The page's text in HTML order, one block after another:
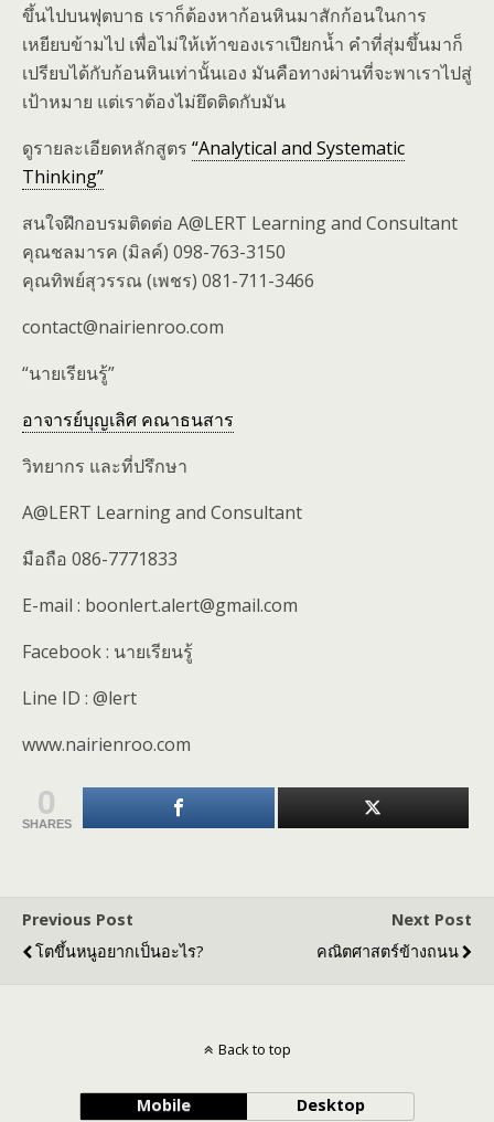
ขึ้นไปบนฟุตบาธ เราก็ต้องหาก้อนหินมาสักก้อนในการ
เหยียบข้ามไป เพื่อไม่ให้เท้าของเราเปียกน้ำ คำที่สุ่มขึ้นมาก็
เปรียบได้กับก้อนหินเท่านั้นเอง มันคือทางผ่านที่จะพาเราไปสู่
เป้าหมาย แต่เราต้องไม่ยึดติดกับมัน
ดูรายละเอียดหลักสูตร “Analytical and Systematic
Thinking”
สนใจฝึกอบรมติดต่อ A@LERT Learning and Consultant
คุณชลมารค (มิลค์) 098-763-3150
คุณทิพย์สุวรรณ (เพชร) 081-711-3466
contact@nairienroo.com
“นายเรียนรู้”
อาจารย์บุญเลิศ คณาธนสาร
วิทยากร และที่ปรึกษา
A@LERT Learning and Consultant
มือถือ 086-7771833
E-mail : boonlert.alert@gmail.com
Facebook : นายเรียนรู้
Line ID : @lert
www.nairienroo.com
0
SHARES
Previous Post
โตขึ้นหนูอยากเป็นอะไร?
Next Post
คณิตศาสตร์ข้างถนน
Back to top
Mobile Desktop